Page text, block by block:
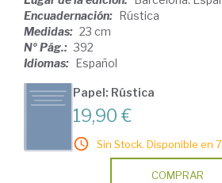
Encuadernación: Rústica
Medidas: 23 cm
Nº Pág.: 392
Idiomas: Español
Papel: Rústica
19,90 €
Sin Stock. Disponible en
COMPRAR